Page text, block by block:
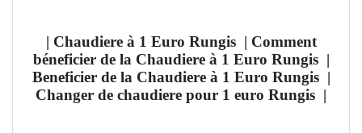
| Chaudiere à 1 Euro Rungis | Comment
béneficier de la Chaudiere à 1 Euro Rungis |
Beneficier de la Chaudiere à 1 Euro Rungis |
Changer de chaudiere pour 1 euro Rungis |